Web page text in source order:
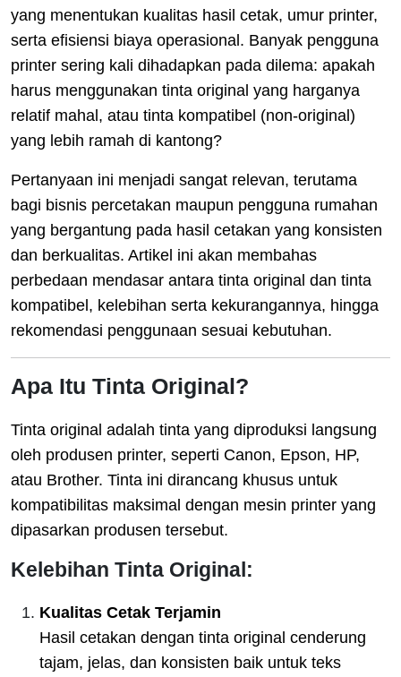
yang menentukan kualitas hasil cetak, umur printer,
serta efisiensi biaya operasional. Banyak pengguna
printer sering kali dihadapkan pada dilema: apakah
harus menggunakan tinta original yang harganya
relatif mahal, atau tinta kompatibel (non-original)
yang lebih ramah di kantong?
Pertanyaan ini menjadi sangat relevan, terutama
bagi bisnis percetakan maupun pengguna rumahan
yang bergantung pada hasil cetakan yang konsisten
dan berkualitas. Artikel ini akan membahas
perbedaan mendasar antara tinta original dan tinta
kompatibel, kelebihan serta kekurangannya, hingga
rekomendasi penggunaan sesuai kebutuhan.
Apa Itu Tinta Original?
Tinta original adalah tinta yang diproduksi langsung
oleh produsen printer, seperti Canon, Epson, HP,
atau Brother. Tinta ini dirancang khusus untuk
kompatibilitas maksimal dengan mesin printer yang
dipasarkan produsen tersebut.
Kelebihan Tinta Original:
Kualitas Cetak Terjamin
Hasil cetakan dengan tinta original cenderung
tajam, jelas, dan konsisten baik untuk teks